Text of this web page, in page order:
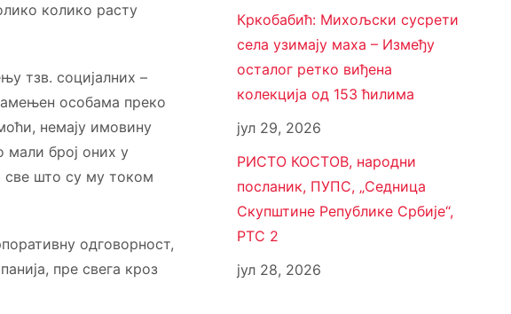
колико расту
тзв. социјалних –
особама преко
немају имовину
мали број оних у
све што су му током
одговорност,
пре свега кроз
Кркобабић: Михољски сусрети
села узимају маха – Између
осталог ретко виђена
колекција од 153 ћилима
јул 29, 2026
РИСТО КОСТОВ, народни
посланик, ПУПС, „Седница
Скупштине Републике Србије“,
РТС 2
јул 28, 2026